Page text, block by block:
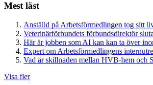
Mest läst
Anställd på Arbetsförmedlingen tog sitt
Veterinärförbundets förbundsdirektör
Här är jobben som AI kan kan ta över
Expert om Arbetsförmedlingens
Vad är skillnaden mellan HVB-hem och
Visa fler